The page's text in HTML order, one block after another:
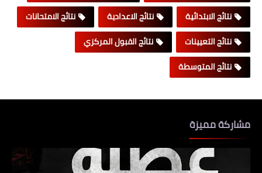
نتائج الابتدائية
نتائج الاعدادية
نتائج الامتحانات
نتائج التعيينات
نتائج القبول المركزي
نتائج المتوسطة
مشاركة مميزة